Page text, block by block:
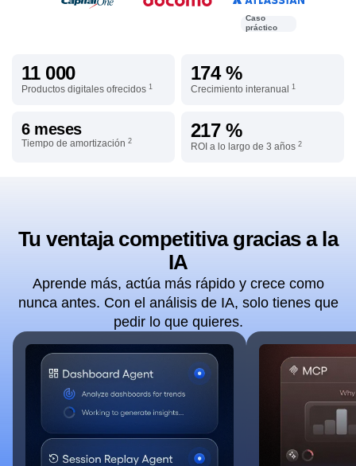
Caso
práctico
11 000
Productos digitales ofrecidos 1
174 %
Crecimiento interanual 1
6 meses
Tiempo de amortización 2 217 %
ROI a lo largo de 3 años 2
Tu ventaja competitiva gracias a la
IA
Aprende más, actúa más rápido y crece como
nunca antes. Con el análisis de IA, solo tienes que
pedir lo que quieres.